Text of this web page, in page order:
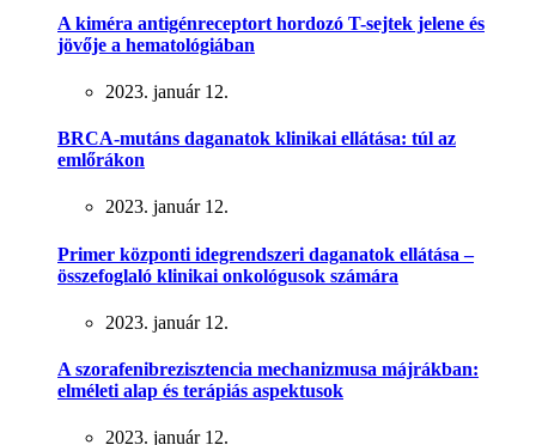
A kiméra antigénreceptort hordozó T-sejtek jelene és
jövője a hematológiában
2023. január 12.
BRCA-mutáns daganatok klinikai ellátása: túl az
emlőrákon
2023. január 12.
Primer központi idegrendszeri daganatok ellátása –
összefoglaló klinikai onkológusok számára
2023. január 12.
A szorafenibrezisztencia mechanizmusa májrákban:
elméleti alap és terápiás aspektusok
2023. január 12.